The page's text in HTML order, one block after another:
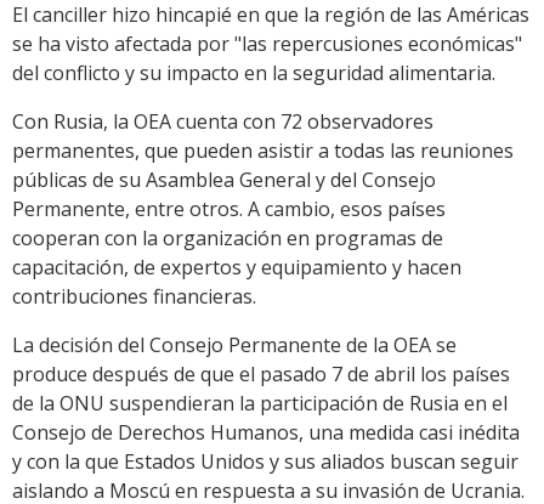
El canciller hizo hincapié en que la región de las Américas
se ha visto afectada por "las repercusiones económicas"
del conflicto y su impacto en la seguridad alimentaria.
Con Rusia, la OEA cuenta con 72 observadores
permanentes, que pueden asistir a todas las reuniones
públicas de su Asamblea General y del Consejo
Permanente, entre otros. A cambio, esos países
cooperan con la organización en programas de
capacitación, de expertos y equipamiento y hacen
contribuciones financieras.
La decisión del Consejo Permanente de la OEA se
produce después de que el pasado 7 de abril los países
de la ONU suspendieran la participación de Rusia en el
Consejo de Derechos Humanos, una medida casi inédita
y con la que Estados Unidos y sus aliados buscan seguir
aislando a Moscú en respuesta a su invasión de Ucrania.